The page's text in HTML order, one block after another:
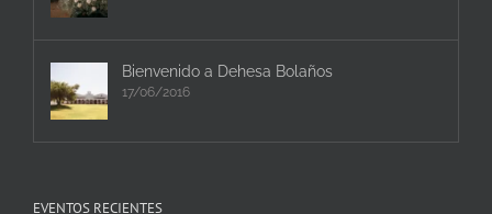
Bienvenido a Dehesa Bolaños
17/06/2016
EVENTOS RECIENTES